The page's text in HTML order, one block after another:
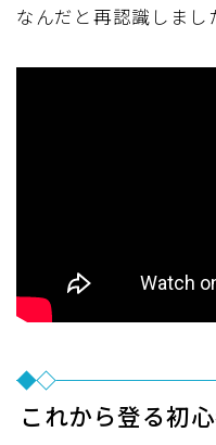
なんだと再認識しまし
これから登る初